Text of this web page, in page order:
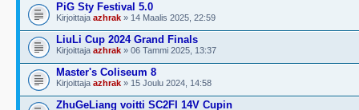
PiG Sty Festival 5.0
Kirjoittaja azhrak » 14 Maalis 2025, 22:59
LiuLi Cup 2024 Grand Finals
Kirjoittaja azhrak » 06 Tammi 2025, 13:37
Master's Coliseum 8
Kirjoittaja azhrak » 15 Joulu 2024, 14:58
ZhuGeLiang voitti SC2FI 14V Cupin